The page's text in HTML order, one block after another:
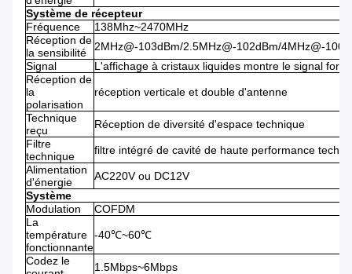
Système de récepteur
Fréquence
138Mhz~2470MHz
Réception de
la sensibilité
2MHz@-103dBm/2.5MHz@-102dBm/4MHz@-
Signal
L'affichage à cristaux liquides montre le signal fort
Réception de
la
polarisation
réception verticale et double d'antenne
Technique
reçu
Réception de diversité d'espace technique
Filtre
technique
filtre intégré de cavité de haute performance
Alimentation
d'énergie
AC220V ou DC12V
Système
Modulation
COFDM
La
température
fonctionnante
-40℃~60℃
Codez le
1.5Mbps~6Mbps